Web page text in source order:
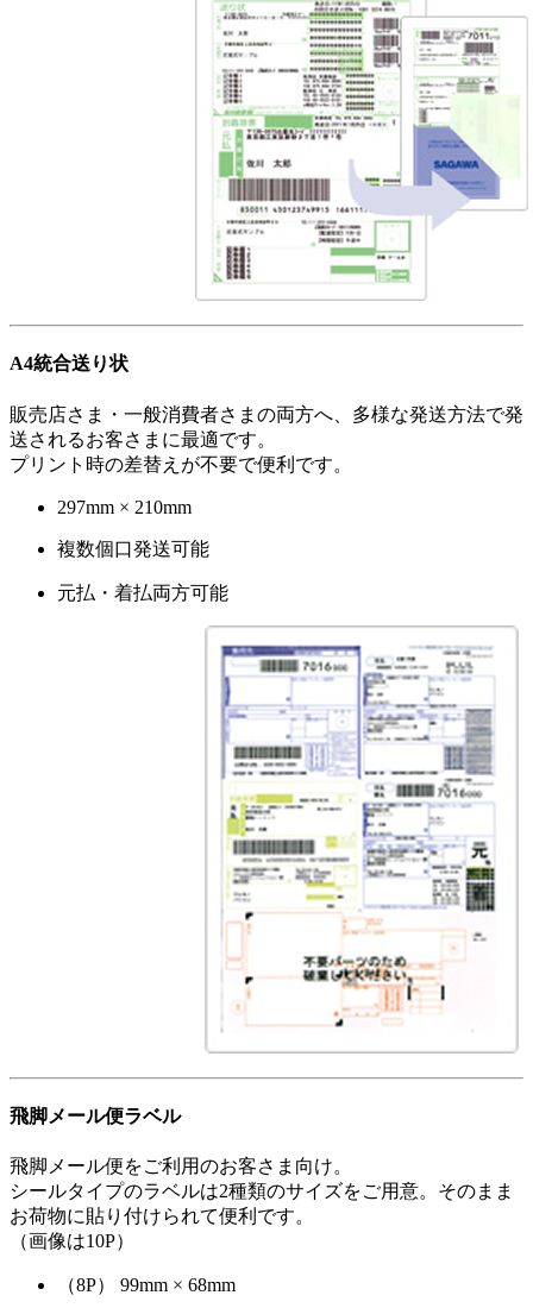
A4統合送り状
販売店さま・一般消費者さまの両方へ、多様な発送方法で発
送されるお客さまに最適です。
プリント時の差替えが不要で便利です。
297mm × 210mm
複数個口発送可能
元払・着払両方可能
飛脚メール便ラベル
飛脚メール便をご利用のお客さま向け。
シールタイプのラベルは2種類のサイズをご用意。そのまま
お荷物に貼り付けられて便利です。
（画像は10P）
（8P） 99mm × 68mm